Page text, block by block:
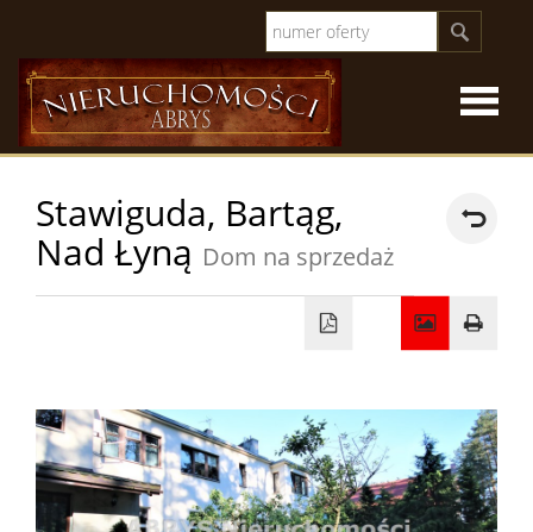
firmie
Oferty
Oferty
Stawiguda, Bartąg,
Nad Łyną Dom na sprzedaż